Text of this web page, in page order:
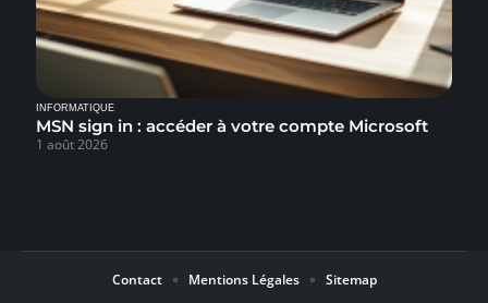
INFORMATIQUE
MSN sign in : accéder à votre compte Microsoft
1 août 2026
Contact Mentions Légales Sitemap